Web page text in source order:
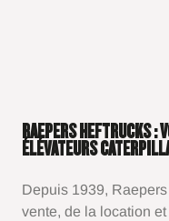
RAEPERS HEFTRUCKS
ÉLÉVATEURS
Depuis 1939,
vente, de la location